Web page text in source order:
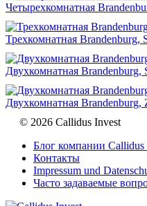
Четырехкомнатная
Трехкомнатная Brandenburg,
Двухкомнатная Brandenburg,
Двухкомнатная Brandenburg,
© 2026 Callidus Invest
Блог компании Callidus
Контакты
Impressum und
Часто задаваемые